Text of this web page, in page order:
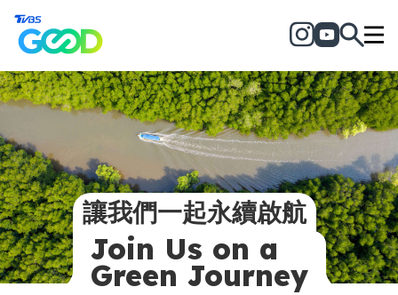
讓我們一起永續啟航
Join Us on a
Green Journey